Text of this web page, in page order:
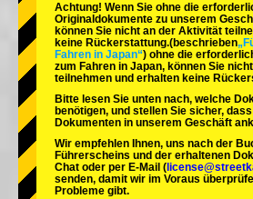
Achtung! Wenn Sie ohne die
Originaldokumente zu unserem
können Sie nicht an der Aktivität
keine Rückerstattung.(beschrieben
Fahren in Japan“) ohne die
zum Fahren in Japan, können Sie
teilnehmen und erhalten keine
Bitte lesen Sie unten nach, welche
benötigen, und stellen Sie sicher,
Dokumenten in unserem Geschäft
Wir empfehlen Ihnen, uns nach der
Führerscheins und der erhaltenen
Chat oder per E-Mail (
senden, damit wir im Voraus
Probleme gibt.